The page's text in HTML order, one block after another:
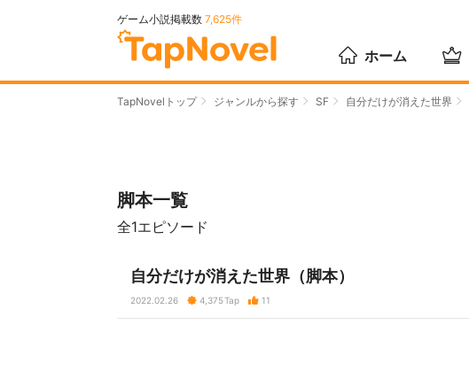
ゲーム小説掲載数 7,625件
ホーム
TapNovelトップ ジャンルから探す SF 自分だけが消えた世界
脚本一覧
全1エピソード
自分だけが消えた世界（脚本）
2022.02.26 4,375Tap 11